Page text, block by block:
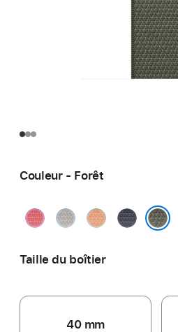
Couleur - Forêt
Rose
Bleu
Cantaloup
Bleu
nautique
Taille du boîtier
40 mm